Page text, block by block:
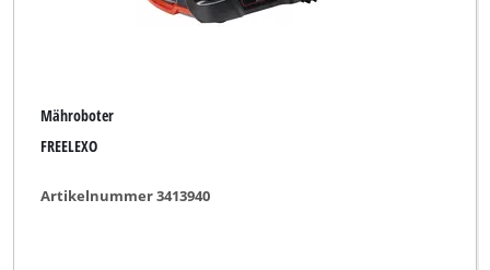
Mähroboter
FREELEXO
Artikelnummer 3413940